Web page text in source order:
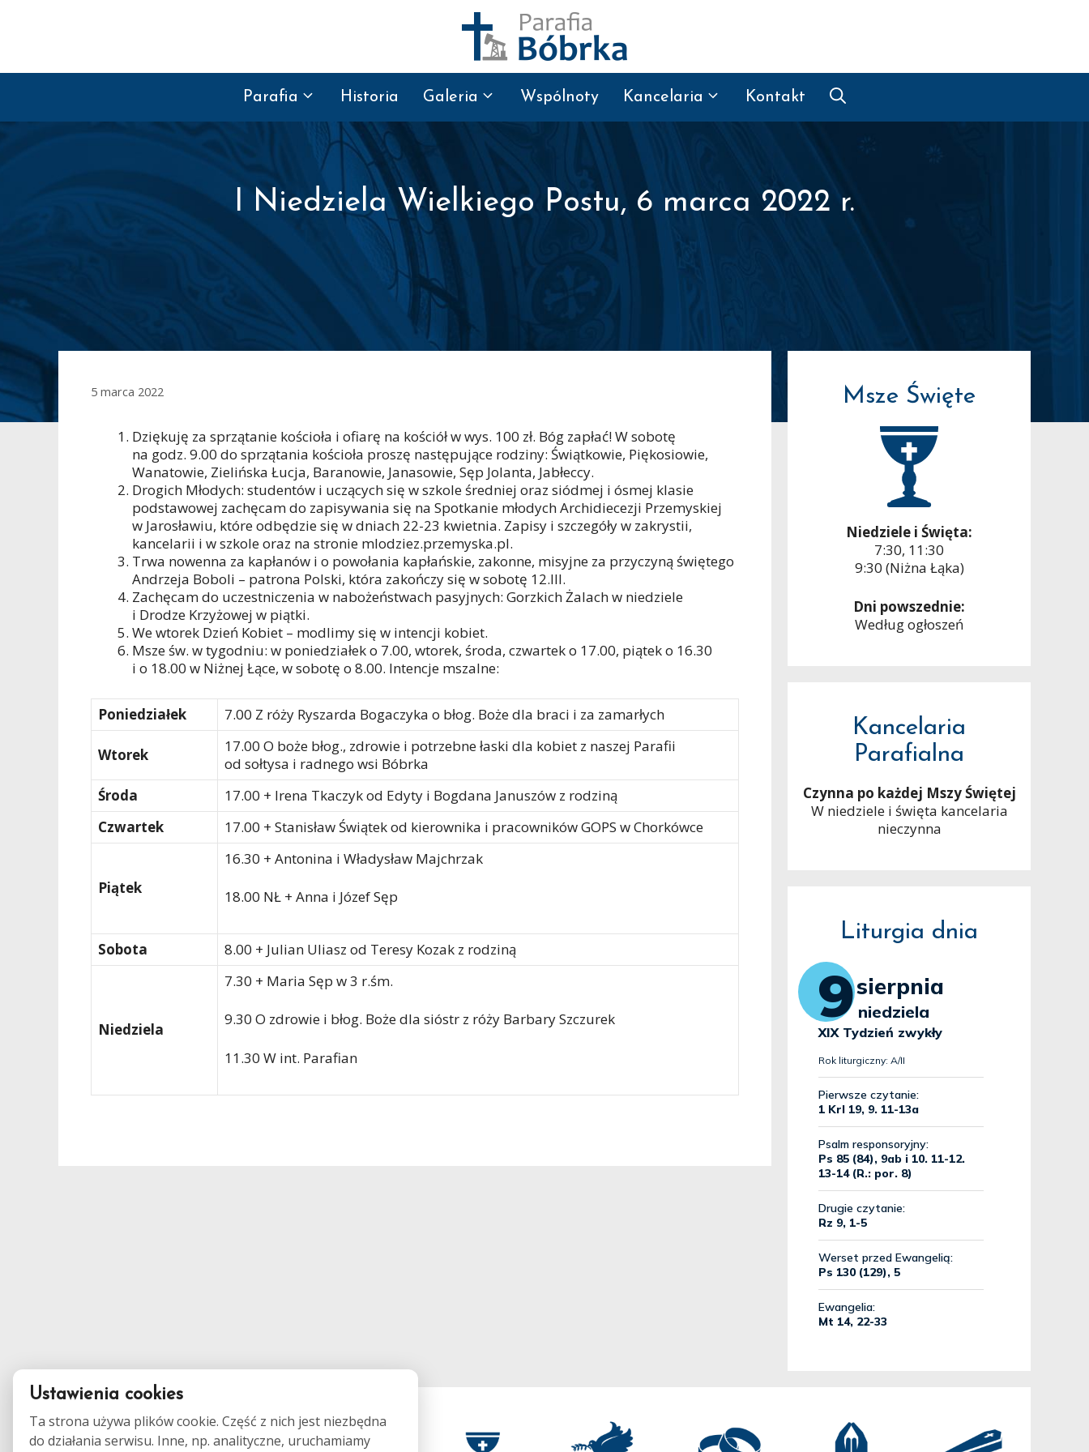
Parafia Historia Galeria Wspólnoty Kancelaria Kontakt
I Niedziela Wielkiego Postu, 6 marca 2022 r.
5 marca 2022
Dziękuję za sprzątanie kościoła i ofiarę na kościół w wys. 100 zł. Bóg zapłać! W sobotę
na godz. 9.00 do sprzątania kościoła proszę następujące rodziny: Świątkowie, Piękosiowie,
Wanatowie, Zielińska Łucja, Baranowie, Janasowie, Sęp Jolanta, Jabłeccy.
Drogich Młodych: studentów i uczących się w szkole średniej oraz siódmej i ósmej klasie
podstawowej zachęcam do zapisywania się na Spotkanie młodych Archidiecezji Przemyskiej
w Jarosławiu, które odbędzie się w dniach 22-23 kwietnia. Zapisy i szczegóły w zakrystii,
kancelarii i w szkole oraz na stronie mlodziez.przemyska.pl.
Trwa nowenna za kapłanów i o powołania kapłańskie, zakonne, misyjne za przyczyną świętego
Andrzeja Boboli – patrona Polski, która zakończy się w sobotę 12.III.
Zachęcam do uczestniczenia w nabożeństwach pasyjnych: Gorzkich Żalach w niedziele
i Drodze Krzyżowej w piątki.
We wtorek Dzień Kobiet – modlimy się w intencji kobiet.
Msze św. w tygodniu: w poniedziałek o 7.00, wtorek, środa, czwartek o 17.00, piątek o 16.30
i o 18.00 w Niżnej Łące, w sobotę o 8.00. Intencje mszalne:
Poniedziałek 7.00 Z róży Ryszarda Bogaczyka o błog. Boże dla braci i za zamarłych
Wtorek
17.00 O boże błog., zdrowie i potrzebne łaski dla kobiet z naszej Parafii
od sołtysa i radnego wsi Bóbrka
Środa
17.00 + Irena Tkaczyk od Edyty i Bogdana Januszów z rodziną
Czwartek
17.00 + Stanisław Świątek od kierownika i pracowników GOPS w Chorkówce
Piątek
16.30 + Antonina i Władysław Majchrzak
18.00 NŁ + Anna i Józef Sęp
Sobota 8.00 + Julian Uliasz od Teresy Kozak z rodziną
Niedziela
7.30 + Maria Sęp w 3 r.śm.
9.30 O zdrowie i błog. Boże dla sióstr z róży Barbary Szczurek
11.30 W int. Parafian
Msze Święte
Niedziele i Święta:
7:30, 11:30
9:30 (Niżna Łąka)
Dni powszednie:
Według ogłoszeń
Kancelaria
Parafialna
Czynna po każdej Mszy Świętej
W niedziele i święta kancelaria
nieczynna
Liturgia dnia
Ustawienia cookies
Ta strona używa plików cookie. Część z nich jest niezbędna
do działania serwisu. Inne, np. analityczne, uruchamiamy